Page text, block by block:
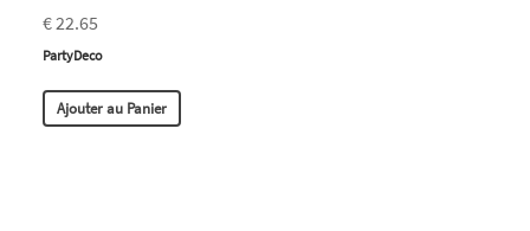
€ 22.65
PartyDeco
Ajouter au Panier